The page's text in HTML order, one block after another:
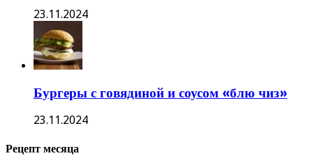
23.11.2024
Бургеры с говядиной и соусом «блю чиз»
23.11.2024
Рецепт месяца